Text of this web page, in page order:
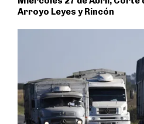
Arroyo Leyes y Rincón